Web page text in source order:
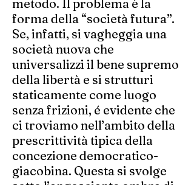
metodo. Il problema è la
forma della “società futura”.
Se, infatti, si vagheggia una
società nuova che
universalizzi il bene supremo
della libertà e si strutturi
staticamente come luogo
senza frizioni, é evidente che
ci troviamo nell’ambito della
prescrittività tipica della
concezione democratico-
giacobina. Questa si svolge